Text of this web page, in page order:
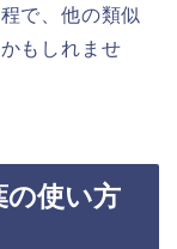
で、他の類似
もしれませ
の使い方